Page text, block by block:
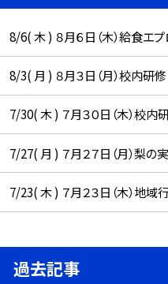
8/6( 木 ) ８月６日（木）給食エ
8/3( 月 ) ８月３日（月）校内研修
7/30( 木 ) ７月３０日（木）校内
7/27( 月 ) ７月２７日（月）梨の
7/23( 木 ) ７月２３日（木）地
過去記事